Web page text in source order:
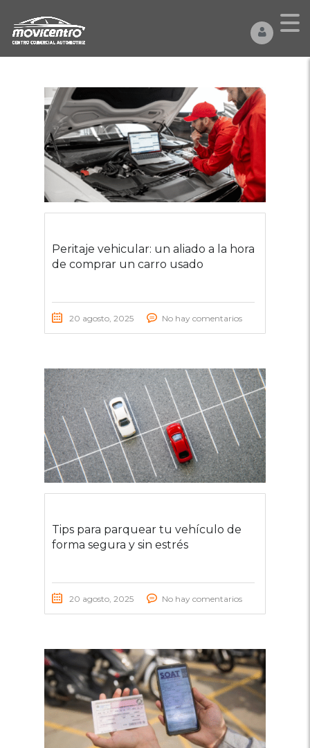
Peritaje vehicular: un aliado a la hora
de comprar un carro usado
20 agosto, 2025 No hay comentarios
Tips para parquear tu vehículo de
forma segura y sin estrés
20 agosto, 2025 No hay comentarios